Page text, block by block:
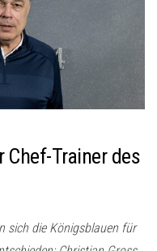
Chef-Trainer des
sich die Königsblauen für